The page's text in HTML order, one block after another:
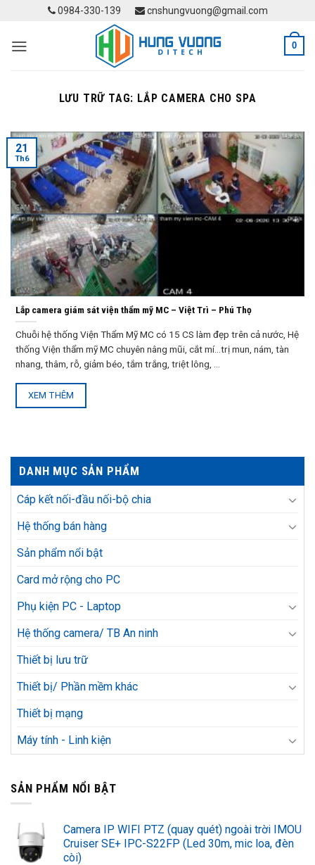
content
0984-330-139 cnshungvuong@gmail.com
0
LƯU TRỮ TAG: LẮP CAMERA CHO SPA
Lắp camera giám sát viện thẩm mỹ MC – Việt Trì – Phú Thọ
Chuỗi hệ thống Viện Thẩm Mỹ MC có 15 CS làm đẹp trên cả nước, Hệ
thống Viện thẩm mỹ MC chuyên nâng mũi, cắt mí…trị mun, nám, tàn
nhang, thâm, rỗ, giảm béo, tắm trắng, triệt lông, ...
XEM THÊM
21
Th6
DANH MỤC SẢN PHẨM
Cáp kết nối-đầu nối-bộ chia
Hệ thống bán hàng
Sản phẩm nổi bật
Card mở rộng cho PC
Phụ kiện PC - Laptop
Hệ thống camera/ TB An ninh
Thiết bị lưu trữ
Thiết bị/ Phần mềm khác
Thiết bị mạng
Máy tính - Linh kiện
SẢN PHẨM NỔI BẬT
Camera IP WIFI PTZ (quay quét) ngoài trời IMOU
Cruiser SE+ IPC-S22FP (Led 30m, mic loa, đèn
còi)